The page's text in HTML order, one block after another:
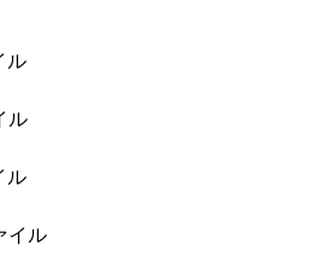
ル
ル
ル
イル